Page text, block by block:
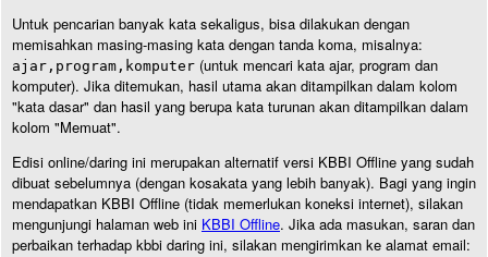
Untuk pencarian banyak kata sekaligus, bisa dilakukan dengan
memisahkan masing-masing kata dengan tanda koma, misalnya:
ajar,program,komputer (untuk mencari kata ajar, program dan
komputer). Jika ditemukan, hasil utama akan ditampilkan dalam kolom
"kata dasar" dan hasil yang berupa kata turunan akan ditampilkan dalam
kolom "Memuat".
Edisi online/daring ini merupakan alternatif versi KBBI Offline yang sudah
dibuat sebelumnya (dengan kosakata yang lebih banyak). Bagi yang ingin
mendapatkan KBBI Offline (tidak memerlukan koneksi internet), silakan
mengunjungi halaman web ini KBBI Offline. Jika ada masukan, saran dan
perbaikan terhadap kbbi daring ini, silakan mengirimkan ke alamat email: